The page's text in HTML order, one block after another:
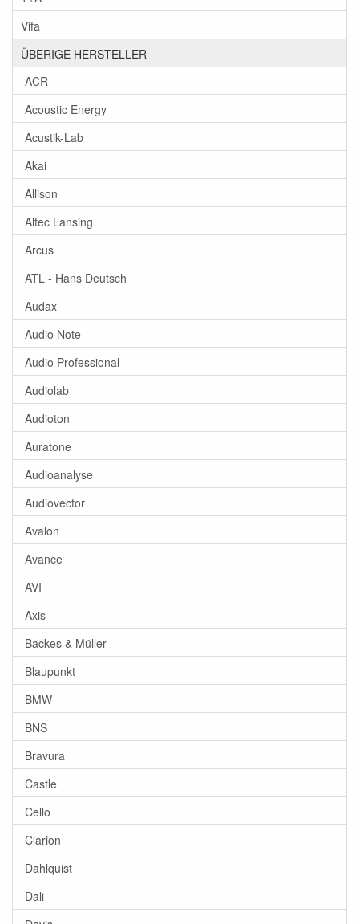
Vifa
ÜBERIGE HERSTELLER
ACR
Acoustic Energy
Acustik-Lab
Akai
Allison
Altec Lansing
Arcus
ATL - Hans Deutsch
Audax
Audio Note
Audio Professional
Audiolab
Audioton
Auratone
Audioanalyse
Audiovector
Avalon
Avance
AVI
Axis
Backes & Müller
Blaupunkt
BMW
BNS
Bravura
Castle
Cello
Clarion
Dahlquist
Dali